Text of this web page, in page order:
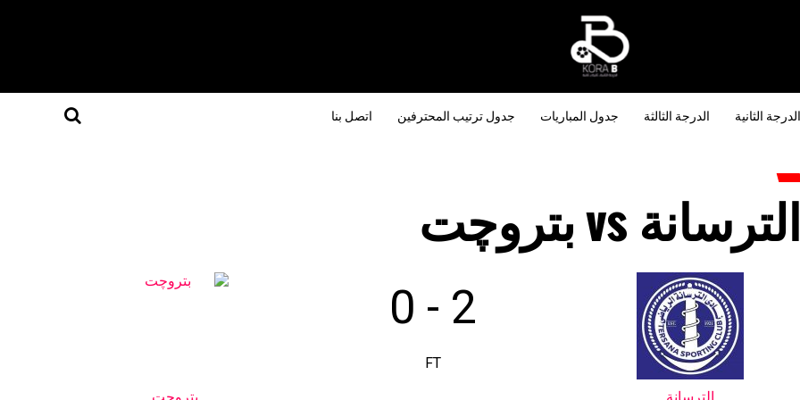
الدرجة الثانية الدرجة الثالثة جدول المباريات جدول ترتيب المحترفين اتصل بنا
الترسانة vs بتروچت
2
-
0
FT